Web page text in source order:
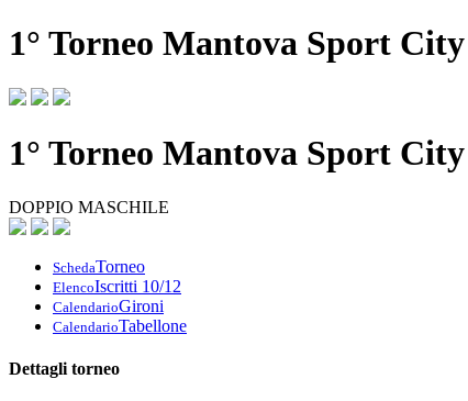
1° Torneo Mantova Sport City
1° Torneo Mantova Sport City
DOPPIO MASCHILE
SchedaTorneo
ElencoIscritti 10/12
CalendarioGironi
CalendarioTabellone
Dettagli torneo